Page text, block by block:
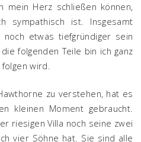
mein Herz schließen können,
sympathisch ist. Insgesamt
etwas tiefgründiger sein
folgenden Teile bin ich ganz
wird.
zu verstehen, hat es
kleinen Moment gebraucht.
riesigen Villa noch seine zwei
vier Söhne hat. Sie sind alle